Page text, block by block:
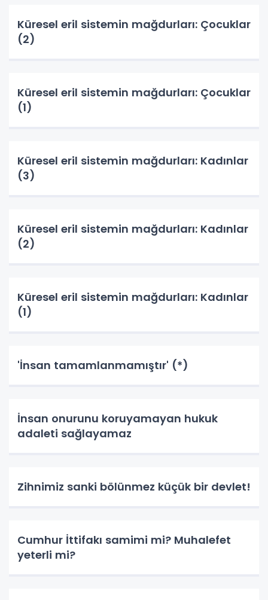
Küresel eril sistemin mağdurları: Çocuklar
(2)
Küresel eril sistemin mağdurları: Çocuklar
(1)
Küresel eril sistemin mağdurları: Kadınlar
(3)
Küresel eril sistemin mağdurları: Kadınlar
(2)
Küresel eril sistemin mağdurları: Kadınlar
(1)
'İnsan tamamlanmamıştır' (*)
İnsan onurunu koruyamayan hukuk
adaleti sağlayamaz
Zihnimiz sanki bölünmez küçük bir devlet!
Cumhur İttifakı samimi mi? Muhalefet
yeterli mi?